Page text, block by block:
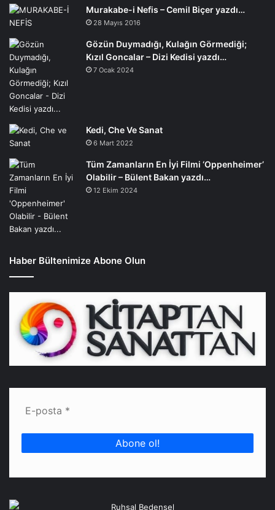
Murakabe-i Nefis – Cemil Biçer yazdı…
28 Mayıs 2016
Gözün Duymadığı, Kulağın Görmediği;
Kızıl Goncalar – Dizi Kedisi yazdı…
7 Ocak 2024
Kedi, Che Ve Sanat
6 Mart 2022
Tüm Zamanların En İyi Filmi ‘Oppenheimer’
Olabilir – Bülent Bakan yazdı…
12 Ekim 2024
Haber Bültenimize Abone Olun